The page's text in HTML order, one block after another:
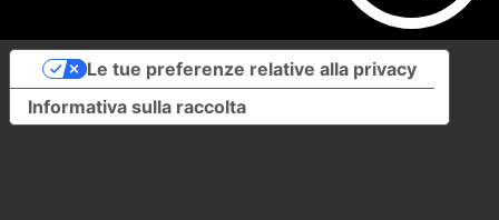
Informativa sulla raccolta
Le tue preferenze relative alla privacy